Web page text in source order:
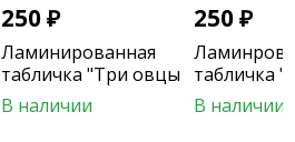
250₽
Ламинированная
табличка "Три овцы
на горе"
В наличии
250₽
табличка
на
В наличии